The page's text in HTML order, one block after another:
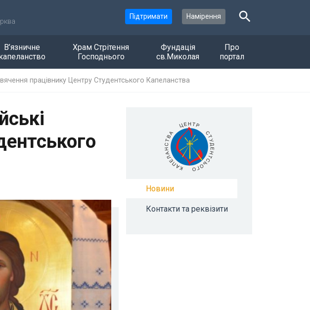
Підтримати Намірення
В’язничне
Храм Стрітення
Господнього
Фундація
св.Миколая
Про
портал
працівнику Центру Студентського Капеланства
Новини
Контакти та реквізити